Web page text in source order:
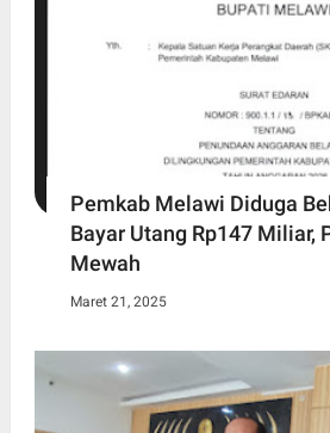
Pemkab Melawi Diduga
Bayar Utang Rp147 Miliar,
Mewah
Maret 21, 2025